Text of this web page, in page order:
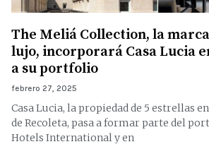
The Meliá Collection, la
lujo, incorporará Casa Lucia
a su portfolio
febrero 27, 2025
Casa Lucia, la propiedad de 5 estrellas
de Recoleta, pasa a formar parte del
Hotels International y en